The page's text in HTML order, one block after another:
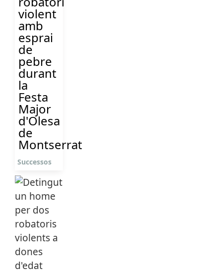
violent
amb
esprai
de
pebre
durant
la
Festa
Major
d'Olesa
de
Montserrat
Successos